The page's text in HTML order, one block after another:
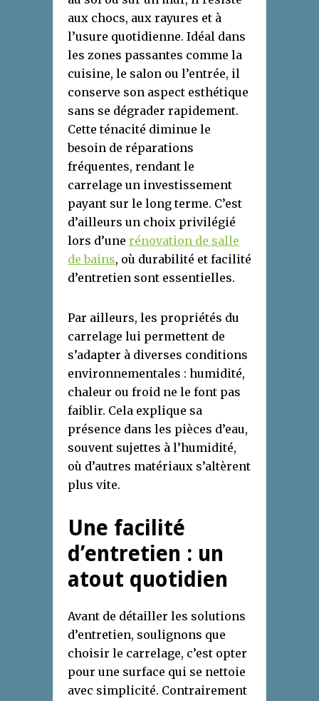
aux chocs, aux rayures et à
l’usure quotidienne. Idéal dans
les zones passantes comme la
cuisine, le salon ou l’entrée, il
conserve son aspect esthétique
sans se dégrader rapidement.
Cette ténacité diminue le
besoin de réparations
fréquentes, rendant le
carrelage un investissement
payant sur le long terme. C’est
d’ailleurs un choix privilégié
lors d’une rénovation de salle
de bains, où durabilité et facilité
d’entretien sont essentielles.
Par ailleurs, les propriétés du
carrelage lui permettent de
s’adapter à diverses conditions
environnementales : humidité,
chaleur ou froid ne le font pas
faiblir. Cela explique sa
présence dans les pièces d’eau,
souvent sujettes à l’humidité,
où d’autres matériaux s’altèrent
plus vite.
Une facilité
d’entretien : un
atout quotidien
Avant de détailler les solutions
d’entretien, soulignons que
choisir le carrelage, c’est opter
pour une surface qui se nettoie
avec simplicité. Contrairement